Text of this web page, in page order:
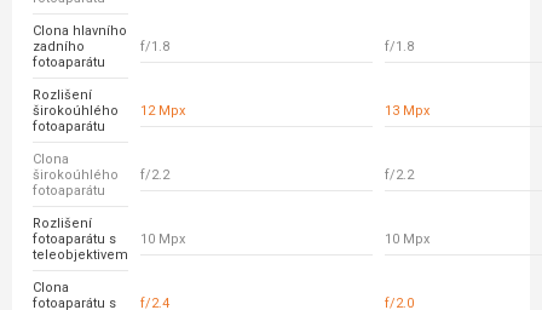
Clona hlavního
zadního
fotoaparátu
f/1.8 f/1.8
Rozlišení
širokoúhlého
fotoaparátu
12 Mpx 13 Mpx
Clona
širokoúhlého
fotoaparátu
f/2.2 f/2.2
Rozlišení
fotoaparátu s
teleobjektivem
10 Mpx 10 Mpx
Clona
fotoaparátu s
f/2.4 f/2.0